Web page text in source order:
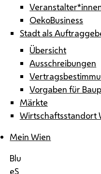
OekoBusiness
Stadt als
Übersicht
Ausschreibungen
Vorgaben für
Märkte
Wirtschaftsstandort
Mein Wien
Blu
eS